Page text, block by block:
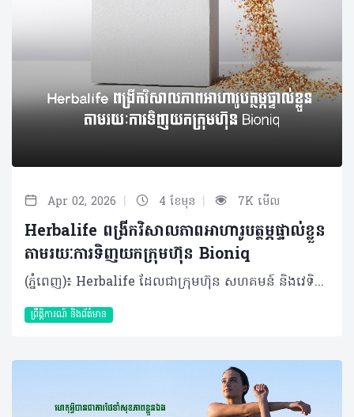
Apr 02, 2026 | 4 ខែមុន | 7K មើល
Herbalife ពង្រីកវិសាលភាពអាហារូបត្ថម្ភផ្ទាល់ខ្លួន
តាមរយៈការទិញយកក្រុមហ៊ុន Bioniq
(ភ្នំពេញ)៖ Herbalife ដែលជាក្រុមហ៊ុន សហគមន៍ និងវេទិកាភ្ជាប់ទំនាក់ទំនង លំដាប់ថ្នាក់ពិភពលោក ផ្នែកសុខភាព និងសុខុមាលភាពបានចែករំលែកអំពី ការប្រកាសអំពីកិច្ចព្រមព្រៀងក្នុងការទិញយកទ្រព្យសម្បត្តិមួយចំនួនពីក្រុមហ៊ុន Bioniq ដែលជាក្រុមហ៊ុនអាហារូបត្ថម្ភផ្ទាល់ខ្លួន ដែលមានមូលដ្ឋាននៅចក្រភពអង់គ្លេស។ ប្រតិបត្តិការនេះនឹងជម្រុញ Herbalife ឱ្យឈានទៅមុខមួយកម្រិតទៀត ក្នុងនាមជាក្រុមហ៊ុនសុខភាព និងសុខុមាលភាពដែលផ្អែកលើបច្ចេកវិទ្យា និងទិន្នន័យ។ លោក Stephan Gratziani នាយកប្រតិបត្តិក្រុមហ៊ុន Herbalife បានមានប្រសាសន៍ថា៖ “សុខភាព និងសុខុមាលភាព គឺកាន់តែមានលក្ខណៈផ្ទាល់ខ្លួន និងផ្អែកលើទិន្នន័យព័ត៌មាន។ តាមរយៈការបញ្ចូលបច្ចេកវិទ្យាអាហារូបត្ថម្ភផ្ទាល់ខ្លួនរបស់ Bioniq ជាមួយ Pro2col តាមរយៈបណ្តាញចែកចាយទូទាំងពិភពលោករបស់យើង គឺយើងកំពុងពង្រីកវិសាលភាពក្នុងការផ្តល់ជូននូវសុខុមាលភាពផ្ទាល់ខ្លួនក្នុងកម្រិតដ៏ធំធេងមួយ”។ Bioniq បង្កើតរូបមន្តអាហារូបត្ថម្ភផ្ទាល់ខ្លួនដោយប្រើប្រាស់បច្ចេកវិទ្យា ព័ត៌មានសុខភាពបុគ្គល និងមូលដ្ឋានទិន្នន័យជីវសញ្ញាផ្ទាល់ខ្លួន។ រូបមន្តអាហារូបត្ថម្ភរបស់ Bioniq ត្រូវបានរចនាឡើងសម្រាប់បុគ្គលជាច្រើនប្រភេទ ចាប់ពីអ្នកប្រើប្រាស់ទូទៅ រហូតដល់អត្តពលិកលំដាប់ពិភពលោក រួមទាំងលោក Cristiano Ronaldo ផងដែរ។ Bioniq នឹងមកបំពេញបន្ថែមលើ Pro2col និង Link BioSciences ដែលត្រូវបានទិញយកក្នុងគ្រាមុនដោយ Herbalife។ ការទិញយកទ្រព្យសម្បត្តិរបស់ Bioniq អនុញ្ញាតឱ្យ Herbalife អាចផ្តល់ជូននូវអាហារូបត្ថម្ភផ្ទាល់ខ្លួនកាន់តែទូលំទូលាយ និងបានកាន់តែច្រើនទម្រង់ជាងមុន។ ការរួមបញ្ចូលគ្នានៃបច្ចេកវិទ្យារបស់ Bioniq ជាមួយនឹងជំនាញផលិតកម្មរបស់ Herbalife នឹងអនុញ្ញាតឱ្យក្រុមហ៊ុនពង្រីកអាហាររូបត្ថម្ភបានក្នុងកម្រិតកាន់តែធំ និងកាន់តែលឿនរហ័ស។ លោក Vadim Fedotov ស្ថាបនិក និងជាប្រធានក្រុមហ៊ុន Bioniq បានមានប្រសាសន៍ថា៖ «ខ្ញុំបានបង្កើត Bioniq ក្នុងឆ្នាំ ២០១៩ ជាមួយនឹងចក្ខុវិស័យក្នុងការជួយមនុស្សដើម្បីធ្វើឱ្យសុខុមាលភាពរបស់ពួកគេកាន់តែប្រសើរ តាមរយៈវិធីសាស្ត្រអាហារូបត្ថម្ភ ដែលផ្អែកលើវិទ្យាសាស្ត្រ ដែលរួមបញ្ចូលទិន្នន័យជីវសញ្ញា និងរបៀបរស់នៅរបស់បុគ្គលផ្ទាល់ខ្លួន។ខ្ញុំរីករាយដែលបានចូលរួមជាមួយ Herbalife រួមជាមួយនឹងបណ្តាញចែកចាយទូទាំងពិភពលោក និងការប្តេជ្ញាចិត្តក្នុងការលើកកម្ពស់សុខុមាលភាពក្នុងកម្រិតជាសកលរបស់ Herbalife»។ លោក Cristiano Ronaldo ដែលជាដៃគូរបស់ Herbalife និងជាម្ចាស់ភាគហ៊ុនម្នាក់របស់ Bioniq ផងនោះ គាំទ្រយ៉ាងពេញទំហឹងនូវគោលដៅរបស់ Herbalife ក្នុងការនាំយកអាហាររូបត្តម្ភដែលរៀបចំតាមតម្រូវការបុគ្គល ទៅកាន់មនុស្សកាន់តែច្រើននៅទូទាំងពិភពលោក តាមរយៈបណ្តាញអ្នកចែកចាយឯករាជ្យដែលមានស្រាប់។ លោក Cristiano Ronaldo បានមានប្រសាសន៍ថា៖ “ពេញមួយអាជីពរបស់ខ្ញុំ ជីវមាត្រ (biometrics) និងអាហាររូបត្តម្ភផ្ទាល់ខ្លួន គឺជាចំណុចស្នូលក្នុងការជួយឱ្យខ្ញុំអាចធ្វើសកម្មភាព និងប្រកួតប្រជែងក្នុងកម្រិតខ្ពស់បំផុតមួយបាន។ ក្នុងនាមជាអ្នកប្រើប្រាស់ Herbalife និង Bioniq ផ្ទាល់ជាច្រើនឆ្នាំមកនេះ ខ្ញុំយល់ច្បាស់ថាការប្រើប្រាស់អាហារូបត្ថម្ភដែលរៀបចំឱ្យត្រូវតាមតម្រូវការជាក់ស្តែង ពិតជាមានសារៈសំខាន់ណាស់ក្នុងការជួយឱ្យរាងកាយ និងសមត្ថភាពរបស់ខ្ញុំអាចឡើងទៅដល់កម្រិតខ្ពស់បាន។ ខ្ញុំពិតជារីករាយណាស់ដែលបានឃើញ Bioniq ក្លាយជាផ្នែកមួយនៃវិសាលភាពដ៏ធំធេងរបស់ Herbalife ក្នុងការជម្រុញអោយមនុស្សបានយល់ដឹងអំពីអាហារូបត្ថម្ភក៏ដូចជាសុខមាលភាពផ្ទាល់ខ្លួន”។ ប្រតិបត្តិការនេះត្រូវបានរំពឹងថានឹងបញ្ចប់នៅក្នុងត្រីមាសទីពីរនៃឆ្នាំ២០២៦បន្ទាប់ពីឆ្លងកាត់ការត្រួតពិនិត្យតាមច្បាប់ និងលក្ខខណ្ឌផ្សេងៗរួចរាល់។តម្លៃសរុបនៃការទិញមានចំនួន ៥៥ លានដុល្លារ ហើយនឹងត្រូវបង់ក្នុងរយៈពេល ៥ ឆ្នាំ ដោយទូទាត់ដំបូងចំនួន ១០ លានដុល្លារនៅពេលបញ្ចប់កិច្ចសន្យា។ ក្រៅពីនេះ ក្រុមហ៊ុនក៏នឹងបន្ថែមទឹកប្រាក់រហូតដល់ ៩៥ លានដុល្លារទៀតផងដែរ ប្រសិនបើអាជីវកម្មនេះសម្រេចបានលទ្ធផលល្អទៅតាមគោលដៅនាពេលខាងមុខ។ ជាផ្នែកមួយនៃប្រតិបត្តិការនេះ Herbalife ក៏ទទួលបានសិទ្ធិទិញយក (call option) ក្រុមហ៊ុន Bioniq LAB ដែលជាបណ្តាញដាច់ដោយឡែកមួយផ្តោតលើម៉ូលេគុលតូចៗ និង peptides។ ជម្រើសនេះជួយឱ្យក្រុមហ៊ុនមានភាពបត់បែនក្នុងការសិក្សាពីឱកាសថ្មីៗក្នុងវិស័យនេះ ប្រកបដោយសុក្រិតភាព និងការប្រើប្រាស់ដើមទុនដោយមានប្រសិទ្ធភាព។ ផលិតផល Bioniq អាចរំពឹងថានឹងមាននៅចុងឆ្នាំ២០២៦នេះ តាមរយៈអ្នកចែកចាយឯករាជ្យ Herbalife ក្នុងប្រទេសមួយចំនួនក្នុងតំបន់អឺរ៉ុប និងសហរដ្ឋអាមេរិក ហើយទីផ្សារបន្ថែមទៀតនឹងមានជាបន្តបន្ទាប់នាពេលខាងមុខ។ អំពី Bioniq Bioniq ចាប់ផ្តើមដំណើរការក្នុងឆ្នាំ២០១៩ នៅទីក្រុងឡុងដ៍ ចក្រភពអង់គ្លេស ជាក្រុមហ៊ុនឈានមុខគេក្នុងការផ្តល់អាហារូបត្ថម្ភផ្ទាល់ខ្លួន ផ្អែកលើកម្រងសំណួរផ្ទាល់ខ្លួន និងទិន្នន័យដែលទទួលបានតាមរយៈការធ្វើតេស្តឈាមដោយផ្ទាល់។ Bioniq ផ្ដល់សេវាកម្មដឹកជញ្ជូនទូទាំងសកលលោក និងមានទិន្នន័យព័ត៌មានអាហារូបត្ថម្ភដ៏ធំសម្បើម ជួយឱ្យក្រុមហ៊ុនបង្កើតរូបមន្តអាហារូបត្ថម្ភផ្ទាល់ខ្លួនដល់មនុស្សរាប់សែននាក់ដោយកំណត់យកតែសារធាតុចិញ្ចឹម និងកម្រិតប្រើប្រាស់ណាដែលរាងកាយរបស់បុគ្គលម្នាក់ៗកំពុងខ្វះខាតពិតប្រាកដ។ សម្រាប់ព័ត៌មានបន្ថែម សូមចូលទៅកាន់៖ https://www.bioniq.com/ ។ អំពីក្រុមហ៊ុន Herbalife ក្រុមហ៊ុន Herbalife (NYSE: HLF) គឺជាក្រុមហ៊ុនសុខភាព និងសុខុមាលភាពឈានមុខគេ និងជាសហគមន៍ដែលកំពុងផ្លាស់ប្តូរជីវិតរបស់មនុស្សជាមួយនឹងផលិតផលអាហារូបត្ថម្ភដ៏អស្ចារ្យ និងជាឱកាសអាជីវកម្មសម្រាប់សមាជិកឯករាជ្យ​របស់ខ្លួនចាប់តាំងពីឆ្នាំ 1980។ ក្រុមហ៊ុនផ្តល់ជូននូវផលិតផលដែលគាំទ្រដោយវិទ្យាសាស្រ្តដល់អ្នកប្រើប្រាស់នៅក្នុងទីផ្សារជាង 90។ តាមរយៈសមាជិកឯករាជ្យដែលផ្តល់ជូននូវការបណ្តុះបណ្តាលមួយទល់មួយ និងផ្តល់ការគាំទ្រសហគមន៍ដោយបំផុសគំនិតឱ្យអតិថិជនប្រកាន់ខ្ជាប់នូវរបៀបរស់នៅដែលមានភាពសកម្ម។
ព្រឹត្តិការណ៍ និងព័ត៌មាន